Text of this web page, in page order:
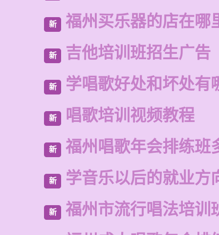
新 福州买乐器的店在哪
新 吉他培训班招生广告
新 学唱歌好处和坏处有
新 唱歌培训视频教程
新 福州唱歌年会排练班
新 学音乐以后的就业方
新
福州市流行唱法培训